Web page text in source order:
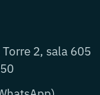
2, sala 605